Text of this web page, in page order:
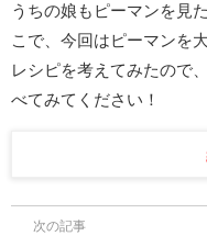
うちの娘もピーマンを見
こで、今回はピーマンを
レシピを考えてみたので
べてみてください！
次の記事